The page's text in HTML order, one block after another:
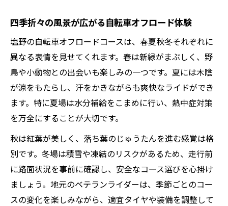
地形別に楽しむ自転車オフロード走行法
自転車走行で意識したい塩野の地形特徴
自然地形を取り込む自転車走行の工夫
長距離でも疲れにくい自転車の選び方解説
長距離オフロードに適した自転車選定ポイ
ント
オフロード対応タイヤで快適自転車走行を
実現
自転車パーツ選びで走行性能を最大化する
四季折々の風景が広がる自転車オフロード体験
塩野の自転車オフロードコースは、春夏秋冬それぞれに
異なる表情を見せてくれます。春は新緑がまぶしく、野
鳥や小動物との出会いも楽しみの一つです。夏には木陰
が涼をもたらし、汗をかきながらも爽快なライドができ
ます。特に夏場は水分補給をこまめに行い、熱中症対策
を万全にすることが大切です。
秋は紅葉が美しく、落ち葉のじゅうたんを進む感覚は格
別です。冬場は積雪や凍結のリスクがあるため、走行前
に路面状況を事前に確認し、安全なコース選びを心掛け
ましょう。地元のベテランライダーは、季節ごとのコー
スの変化を楽しみながら、適宜タイヤや装備を調整して